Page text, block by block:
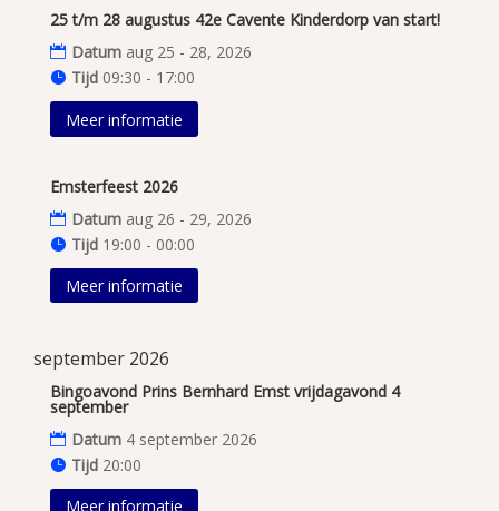
25 t/m 28 augustus 42e Cavente Kinderdorp van start!
Datum aug 25 - 28, 2026
Tijd 09:30 - 17:00
Meer informatie
Emsterfeest 2026
Datum aug 26 - 29, 2026
Tijd 19:00 - 00:00
Meer informatie
september 2026
Bingoavond Prins Bernhard Emst vrijdagavond 4
september
Datum 4 september 2026
Tijd 20:00
Meer informatie